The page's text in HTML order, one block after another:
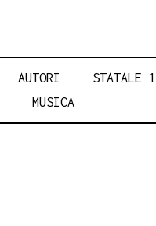
AUTORI STATALE
MUSICA